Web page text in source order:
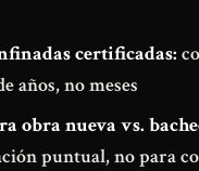
certificadas:
años, no meses
obra nueva vs.
puntual, no para